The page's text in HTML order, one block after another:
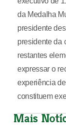
da Medalha
presidente
presidente da
restantes
expressar o
experiência
constituem
Mais